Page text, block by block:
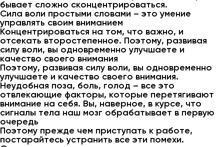
бывает сложно сконцентрироваться.
Сила воли простыми словами – это умение
управлять своим вниманием
Концентрироваться на том, что важно, и
отсекать второстепенное. Поэтому, развивая
силу воли, вы одновременно улучшаете и
качество своего внимания
Поэтому, развивая силу воли, вы одновременно
улучшаете и качество своего внимания.
Неудобная поза, боль, голод – все это
отвлекающие факторы, которые перетягивают
внимание на себя. Вы, наверное, в курсе, что
сигналы тела наш мозг обрабатывает в первую
очередь
Поэтому прежде чем приступать к работе,
постарайтесь устранить все эти помехи.